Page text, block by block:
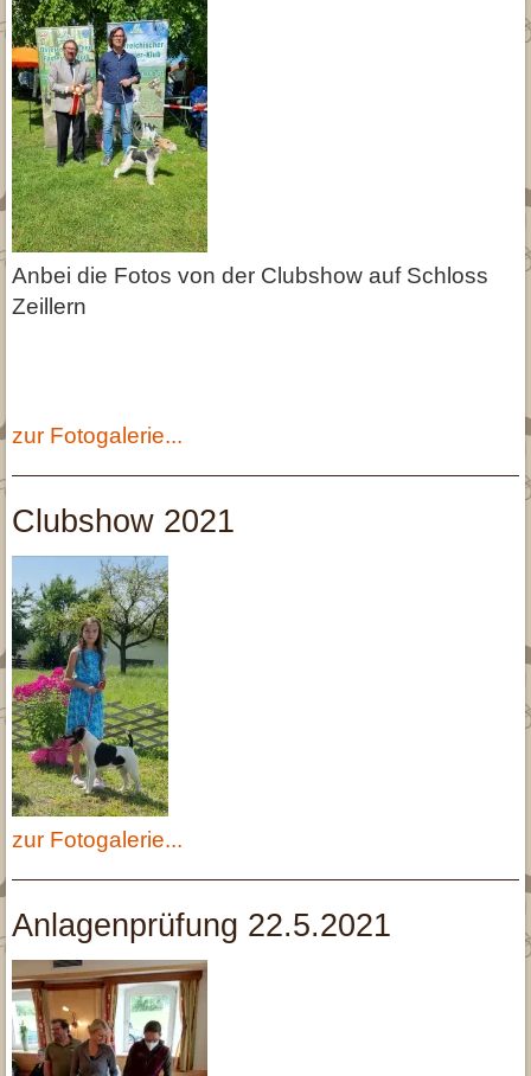
Anbei die Fotos von der Clubshow auf Schloss
Zeillern
zur Fotogalerie...
Clubshow 2021
zur Fotogalerie...
Anlagenprüfung 22.5.2021